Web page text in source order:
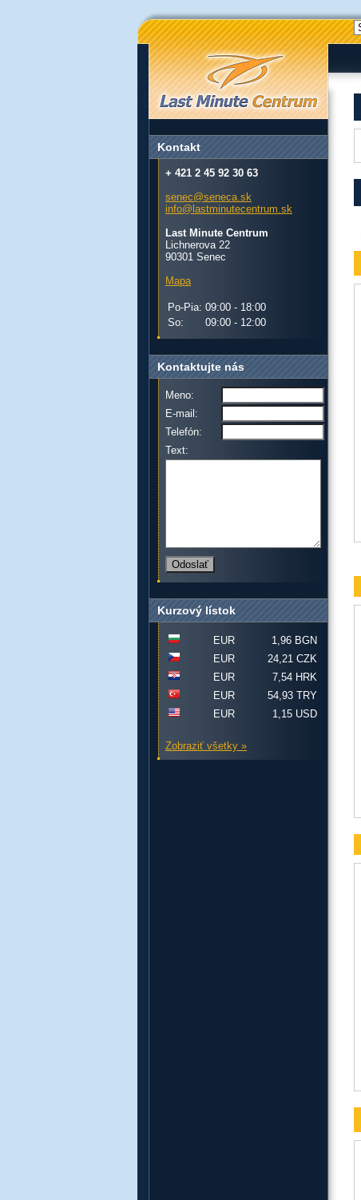
Kontakt
+ 421 2 45 92 30 63
senec@seneca.sk
info@lastminutecentrum.sk
Last Minute Centrum
Lichnerova 22
90301 Senec
Mapa
Po-Pia: 09:00 - 18:00
So:
09:00 - 12:00
Kontaktujte nás
Meno:
E-mail:
Telefón:
Text:
Kurzový lístok
EUR
1,96 BGN
EUR
24,21 CZK
EUR
7,54 HRK
EUR
54,93 TRY
EUR
1,15 USD
Zobraziť všetky »